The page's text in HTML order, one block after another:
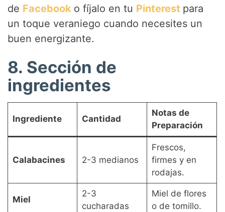
de Facebook o fíjalo en tu Pinterest para
un toque veraniego cuando necesites un
buen energizante.
8. Sección de
ingredientes
Ingrediente Cantidad
Notas de
Preparación
Calabacines 2-3 medianos
Frescos,
firmes y en
rodajas.
Miel
2-3
cucharadas
Miel de flores
o de tomillo.